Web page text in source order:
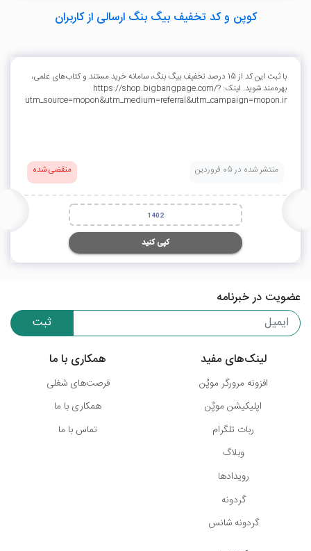
کوپن و کد تخفیف بیگ بنگ ارسالی از کاربران
با ثبت این کد از 15 درصد تخفیف بیگ بنگ، سامانه خرید مستند و کتاب‌های علمی،
بهره‌مند شوید. لینک: https://shop.bigbangpage.com/?
utm_source=mopon&utm_medium=referral&utm_campaign=mopon.ir
منتشر شده در 05 فروردین منقضی شده
1402
کپی کنید
عضویت در خبرنامه
ثبت
لینک‌های مفید
افزونه مرورگر موپُن
اپلیکیشن موپُن
ربات تلگرام
وبلاگ
رویدادها
گردونه
گردونه شانس
همکاری با ما
فرصت‌های شغلی
همکاری با ما
تماس با ما